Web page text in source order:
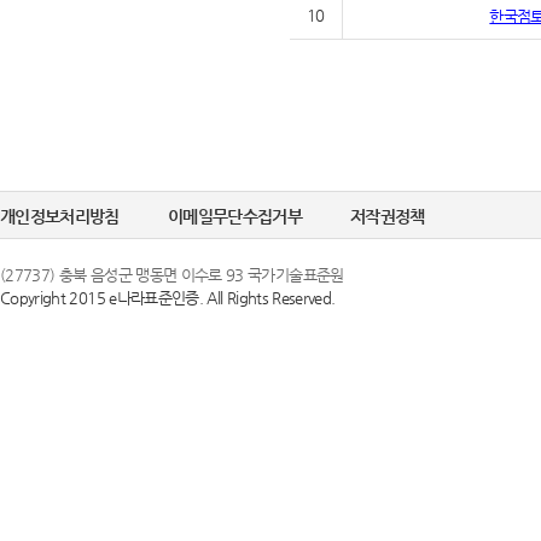
10 한국점
개인정보처리방침 이메일무단수집거부 저작권정책
(27737) 충북 음성군 맹동면 이수로 93 국가기술표준원
Copyright 2015 e나라표준인증. All Rights Reserved.